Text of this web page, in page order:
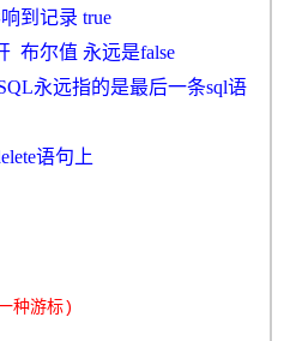
记录 true
值 永远是false
永远指的是最后一条sql语
语句上
种游标)